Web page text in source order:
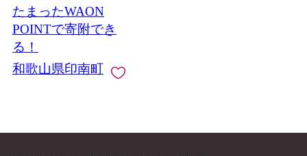
たまったWAON
POINTで寄附でき
る！
和歌山県印南町